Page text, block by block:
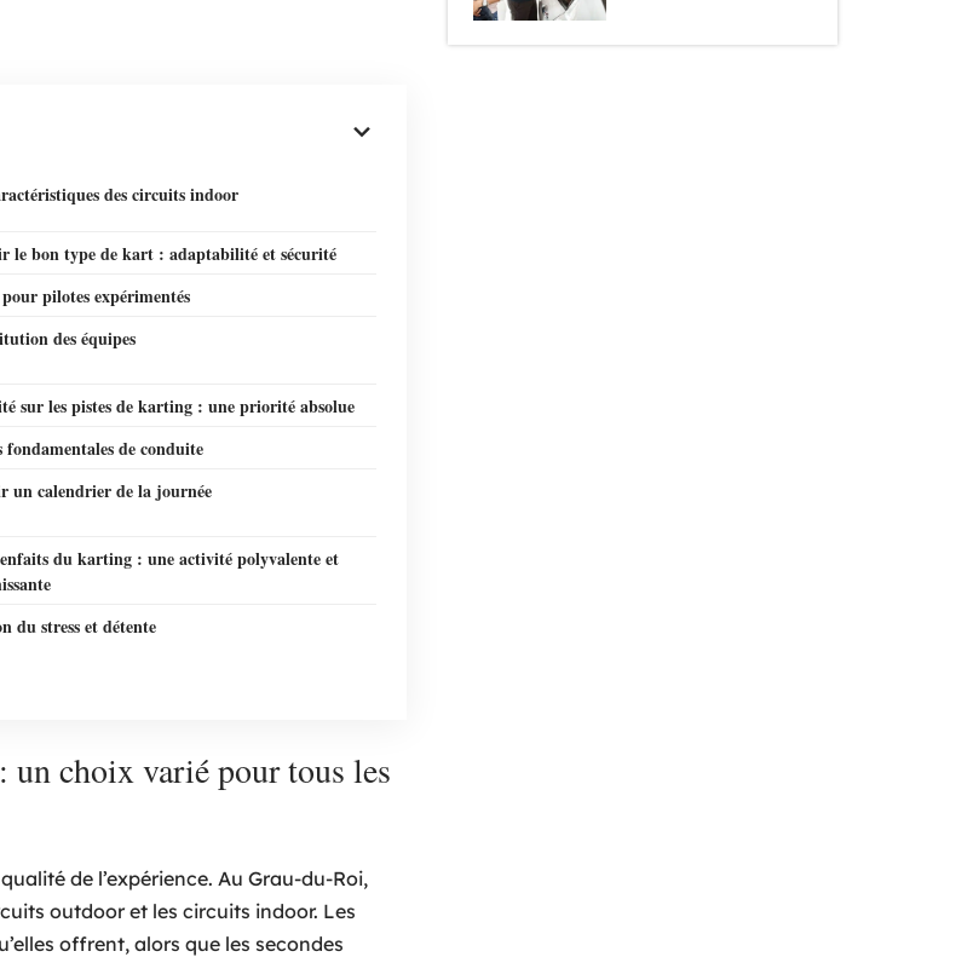
des circuits indoor
le bon type de kart : adaptabilité et sécurité
pilotes expérimentés
des équipes
sur les pistes de karting : une priorité absolue
fondamentales de conduite
un calendrier de la journée
du karting : une activité polyvalente et
du stress et détente
choix varié pour tous les
de l’expérience. Au Grau-du-Roi,
outdoor et les circuits indoor. Les
offrent, alors que les secondes